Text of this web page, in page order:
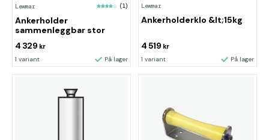
Lewmar (1)
Ankerholder
sammenleggbar stor
4 329 kr
1 variant På lager
Lewmar
Ankerholderklo &lt;15kg
4 519 kr
1 variant På lager